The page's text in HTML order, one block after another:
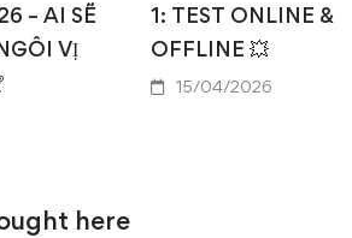
– AI SẼ
VỊ
1: TEST ONLINE &
OFFLINE 💥
15/04/2026
here